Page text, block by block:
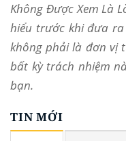
Không Được Xem Là
hiểu trước khi đưa
không phải là đơn vị
bất kỳ trách nhiệm
bạn.
TIN MỚI